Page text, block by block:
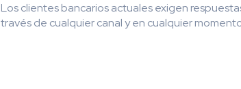
Los clientes bancarios actuales exigen
través de cualquier canal y en cualquier